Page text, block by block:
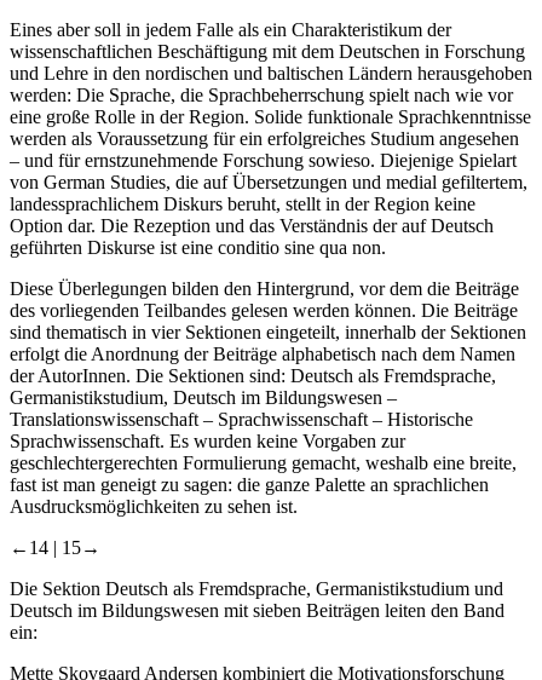
Eines aber soll in jedem Falle als ein Charakteristikum der
wissenschaftlichen Beschäftigung mit dem Deutschen in Forschung
und Lehre in den nordischen und baltischen Ländern herausgehoben
werden: Die Sprache, die Sprachbeherrschung spielt nach wie vor
eine große Rolle in der Region. Solide funktionale Sprachkenntnisse
werden als Voraussetzung für ein erfolgreiches Studium angesehen
– und für ernstzunehmende Forschung sowieso. Diejenige Spielart
vonGerman Studies, die auf Übersetzungen und medial gefiltertem,
landessprachlichem Diskurs beruht, stellt in der Region keine
Option dar. Die Rezeption und das Verständnis der auf Deutsch
Diese Überlegungen bilden den Hintergrund, vor dem die Beiträge
des vorliegenden Teilbandes gelesen werden können. Die Beiträge
sind thematisch in vier Sektionen eingeteilt, innerhalb der Sektionen
erfolgt die Anordnung der Beiträge alphabetisch nach dem Namen
der AutorInnen. Die Sektionen sind: Deutsch als Fremdsprache,
Germanistikstudium, Deutsch im Bildungswesen –
Translationswissenschaft – Sprachwissenschaft – Historische
Sprachwissenschaft. Es wurden keine Vorgaben zur
geschlechtergerechten Formulierung gemacht, weshalb eine breite,
fast ist man geneigt zu sagen: die ganze Palette an sprachlichen
Die SektionDeutsch als Fremdsprache, Germanistikstudium und
Deutsch im Bildungswesen